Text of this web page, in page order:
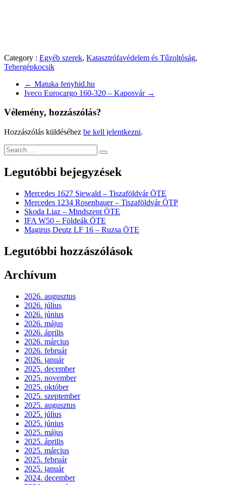
Category : Egyéb szerek, Katasztrófavédelem és Tűzoltóság,
Tehergépkocsik
← Matuka fenyhid.hu
Iveco Eurocargo 160-320 – Kaposvár →
Vélemény, hozzászólás?
Hozzászólás küldéséhez be kell jelentkezni.
Legutóbbi bejegyzések
Mercedes 1627 Siewald – Tiszaföldvár ÖTE
Mercedes 1234 Rosenbauer – Tiszaföldvár ÖTP
Skoda Liaz – Mindszent ÖTE
IFA W50 – Földeák ÖTE
Magirus Deutz LF 16 – Ruzsa ÖTE
Legutóbbi hozzászólások
Archívum
2026. augusztus
2026. július
2026. június
2026. május
2026. április
2026. március
2026. február
2026. január
2025. december
2025. november
2025. október
2025. szeptember
2025. augusztus
2025. július
2025. június
2025. május
2025. április
2025. március
2025. február
2025. január
2024. december